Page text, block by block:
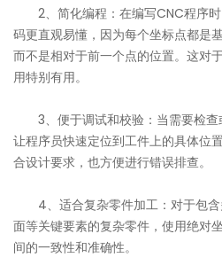
2、简化编程：在编写CNC程序时
码更直观易懂，因为每个坐标点都是
而不是相对于前一个点的位置。这对
用特别有用。
3、便于调试和校验：当需要检查
让程序员快速定位到工件上的具体位
合设计要求，也方便进行错误排查。
4、适合复杂零件加工：对于包含
面等关键要素的复杂零件，使用绝对
间的一致性和准确性。